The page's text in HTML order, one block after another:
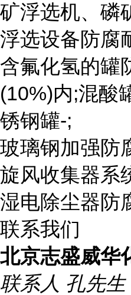
矿浮选机、磷
浮选设备防腐
含氟化氢的罐
(10%)内;混酸
锈钢罐-;
玻璃钢加强防
旋风收集器系
湿电除尘器防
联系我们
北京志盛威华
联系人 孔先生